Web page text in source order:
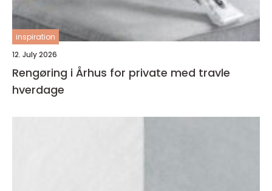
inspiration
12. July 2026
Rengøring i Århus for private med travle
hverdage